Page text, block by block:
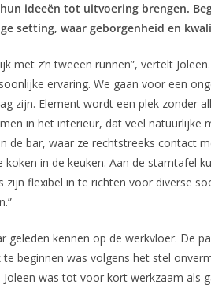
ideeën tot uitvoering brengen.
setting, waar geborgenheid en
met z’n tweeën runnen”, vertelt
ervaring. We gaan voor een
zijn. Element wordt een plek zonder
in het interieur, dat veel natuurlijke
de bar, waar ze rechtstreeks contact
in de keuken. Aan de stamtafel
zijn flexibel in te richten voor diverse
geleden kennen op de werkvloer. De
beginnen was volgens het stel
was tot voor kort werkzaam als